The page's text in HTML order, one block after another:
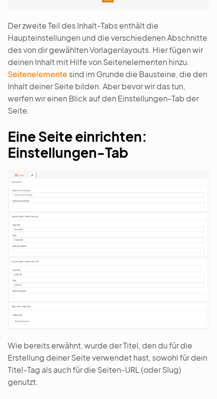
Der zweite Teil des Inhalt-Tabs enthält die
Haupteinstellungen und die verschiedenen Abschnitte
des von dir gewählten Vorlagenlayouts. Hier fügen wir
deinen Inhalt mit Hilfe von Seitenelementen hinzu.
Seitenelemente sind im Grunde die Bausteine, die den
Inhalt deiner Seite bilden. Aber bevor wir das tun,
werfen wir einen Blick auf den Einstellungen-Tab der
Seite.
Eine Seite einrichten:
Einstellungen-Tab
Wie bereits erwähnt, wurde der Titel, den du für die
Erstellung deiner Seite verwendet hast, sowohl für dein
Titel-Tag als auch für die Seiten-URL (oder Slug)
genutzt.